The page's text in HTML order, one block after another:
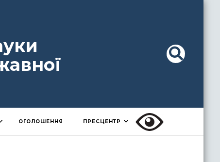
ОГОЛОШЕННЯ ПРЕСЦЕНТР